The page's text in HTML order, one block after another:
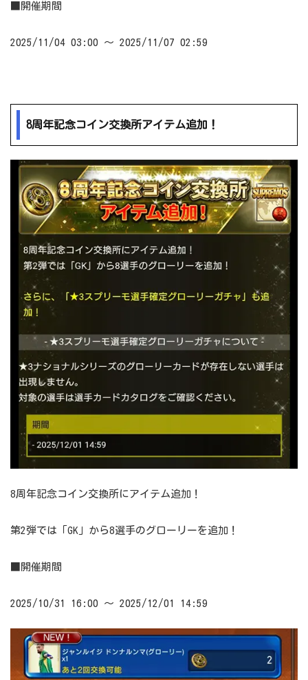
■開催期間
2025/11/04 03:00 ～ 2025/11/07 02:59
8周年記念コイン交換所アイテム追加！
8周年記念コイン交換所にアイテム追加！
第2弾では「GK」から8選手のグローリーを追加！
■開催期間
2025/10/31 16:00 ～ 2025/12/01 14:59